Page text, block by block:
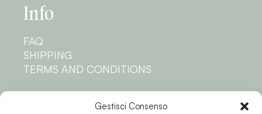
Gestisci Consenso
Info
FAQ
SHIPPING
TERMS AND CONDITIONS